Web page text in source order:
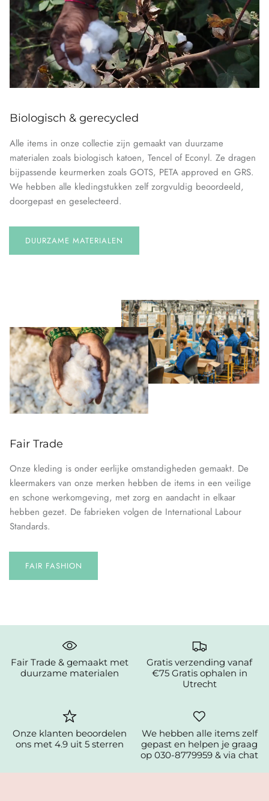
Biologisch & gerecycled
Alle items in onze collectie zijn gemaakt van duurzame
materialen zoals biologisch katoen, Tencel of Econyl. Ze dragen
bijpassende keurmerken zoals GOTS, PETA approved en GRS.
We hebben alle kledingstukken zelf zorgvuldig beoordeeld,
doorgepast en geselecteerd.
DUURZAME MATERIALEN
Fair Trade
Onze kleding is onder eerlijke omstandigheden gemaakt. De
kleermakers van onze merken hebben de items in een veilige
en schone werkomgeving, met zorg en aandacht in elkaar
hebben gezet. De fabrieken volgen de International Labour
Standards.
FAIR FASHION
Fair Trade & gemaakt met
duurzame materialen
Gratis verzending vanaf
€75 Gratis ophalen in
Utrecht
Onze klanten beoordelen
ons met 4.9 uit 5 sterren
We hebben alle items zelf
gepast en helpen je graag
op 030-8779959 & via chat